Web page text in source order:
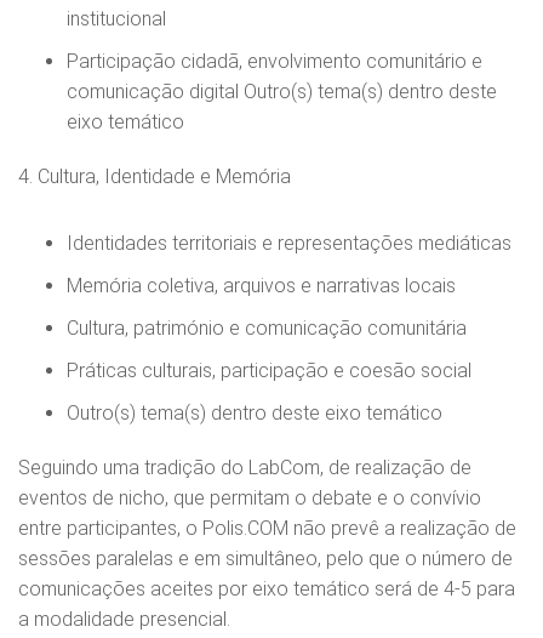
institucional
Participação cidadã, envolvimento comunitário e
comunicação digital Outro(s) tema(s) dentro deste
eixo temático
4. Cultura, Identidade e Memória
Identidades territoriais e representações mediáticas
Memória coletiva, arquivos e narrativas locais
Cultura, património e comunicação comunitária
Práticas culturais, participação e coesão social
Outro(s) tema(s) dentro deste eixo temático
Seguindo uma tradição do LabCom, de realização de
eventos de nicho, que permitam o debate e o convívio
entre participantes, o Polis.COM não prevê a realização de
sessões paralelas e em simultâneo, pelo que o número de
comunicações aceites por eixo temático será de 4-5 para
a modalidade presencial.